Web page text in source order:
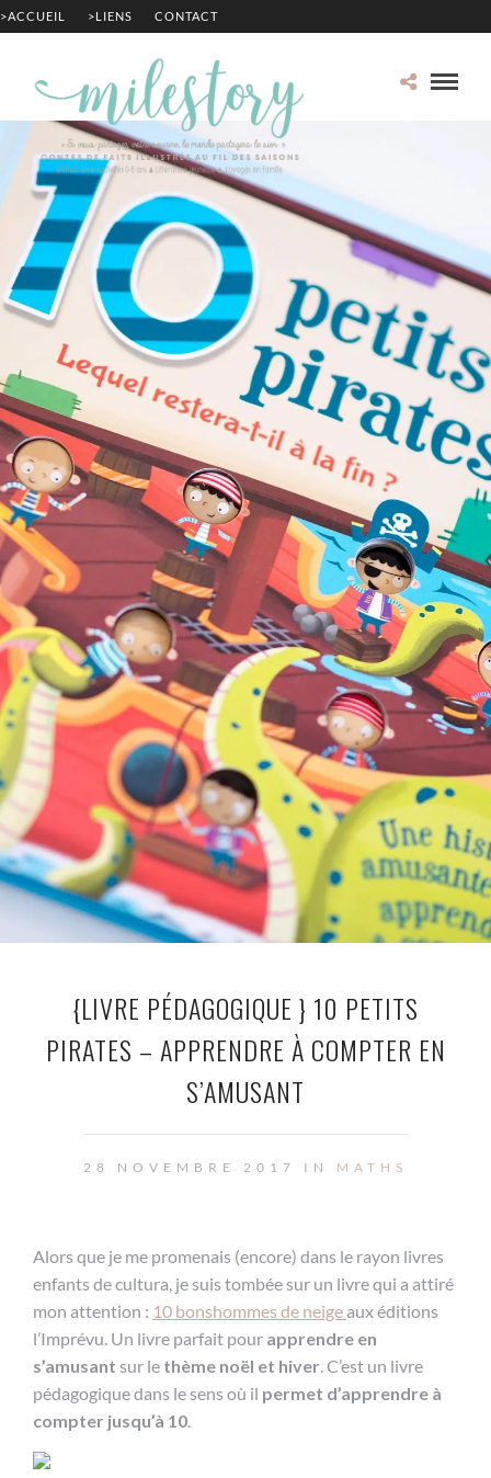
>ACCUEIL >LIENS CONTACT
{LIVRE PÉDAGOGIQUE } 10 PETITS
PIRATES – APPRENDRE À COMPTER EN
S’AMUSANT
28 NOVEMBRE 2017 IN MATHS
Alors que je me promenais (encore) dans le rayon livres
enfants de cultura, je suis tombée sur un livre qui a attiré
mon attention : 10 bonshommes de neigeaux éditions
l’Imprévu. Un livre parfait pour apprendre en
s’amusant sur le thème noël et hiver. C’est un livre
pédagogique dans le sens où il permet d’apprendre à
compter jusqu’à 10.